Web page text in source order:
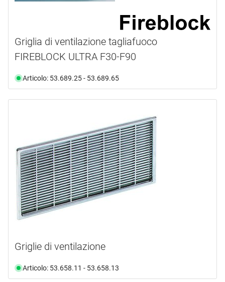
Griglia di ventilazione tagliafuoco
FIREBLOCK ULTRA F30-F90
Articolo: 53.689.25 - 53.689.65
Griglie di ventilazione
Articolo: 53.658.11 - 53.658.13